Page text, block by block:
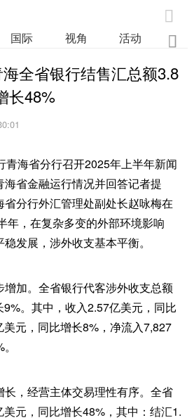

国际 视角 活动 业

全省银行结售汇总额3.8
长48%
青海省分行召开2025年上半年新闻
省金融运行情况并回答记者提
分行外汇管理处副处长赵咏梅在
年，在复杂多变的外部环境影响
发展，涉外收支基本平衡。
加。全省银行代客涉外收支总额
。其中，收入2.57亿美元，同比
元，同比增长8%，净流入7,827
，经营主体交易理性有序。全省
元，同比增长48%，其中：结汇1.